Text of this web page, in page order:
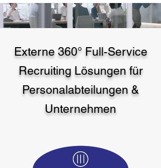
Externe 360° Full-Service
Recruiting Lösungen für
Personalabteilungen &
Unternehmen